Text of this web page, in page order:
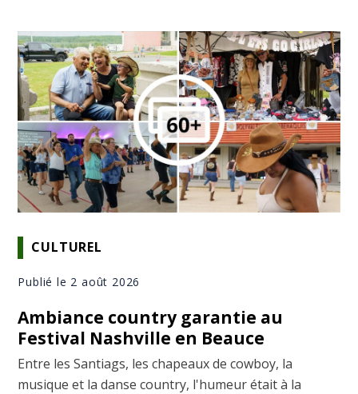
CULTUREL
Publié le 2 août 2026
Ambiance country garantie au
Festival Nashville en Beauce
Entre les Santiags, les chapeaux de cowboy, la
musique et la danse country, l'humeur était à la